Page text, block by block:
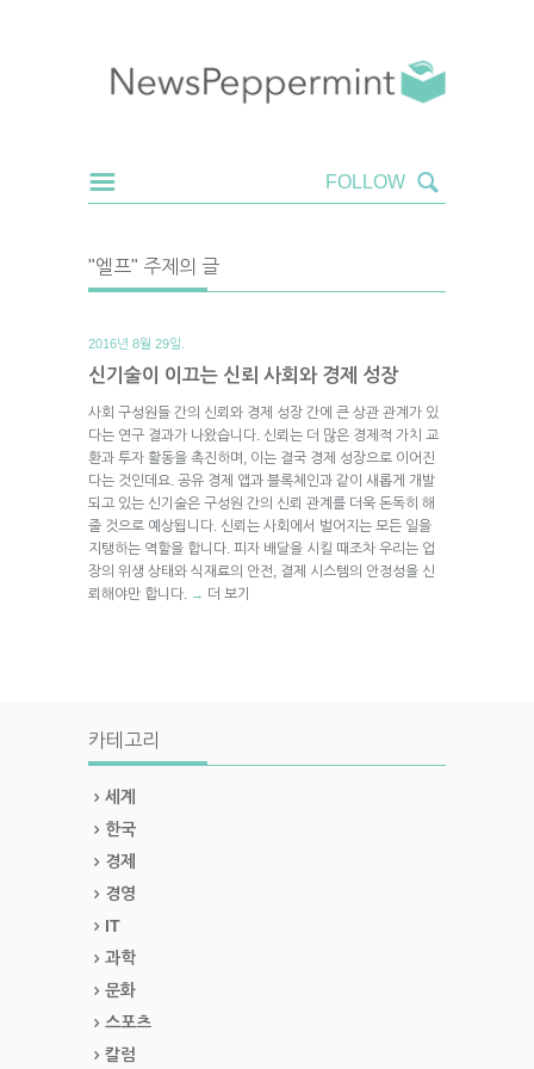
"엘프" 주제의 글
2016년 8월 29일.
신기술이 이끄는 신뢰 사회와 경제 성장
사회 구성원들 간의 신뢰와 경제 성장 간에 큰 상관 관계가 있
다는 연구 결과가 나왔습니다. 신뢰는 더 많은 경제적 가치 교
환과 투자 활동을 촉진하며, 이는 결국 경제 성장으로 이어진
다는 것인데요. 공유 경제 앱과 블록체인과 같이 새롭게 개발
되고 있는 신기술은 구성원 간의 신뢰 관계를 더욱 돈독히 해
줄 것으로 예상됩니다. 신뢰는 사회에서 벌어지는 모든 일을
지탱하는 역할을 합니다. 피자 배달을 시킬 때조차 우리는 업
장의 위생 상태와 식재료의 안전, 결제 시스템의 안정성을 신
뢰해야만 합니다.
→ 더 보기
카테고리
세계
한국
경제
경영
IT
과학
문화
스포츠
칼럼